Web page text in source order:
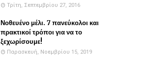
Τρίτη, Σεπτεμβρίου 27, 2016
Νοθευένο μέλι. 7 πανεύκολοι και
πρακτικοί τρόποι για να το
ξεχωρίσουμε!
Παρασκευή, Νοεμβρίου 15, 2019